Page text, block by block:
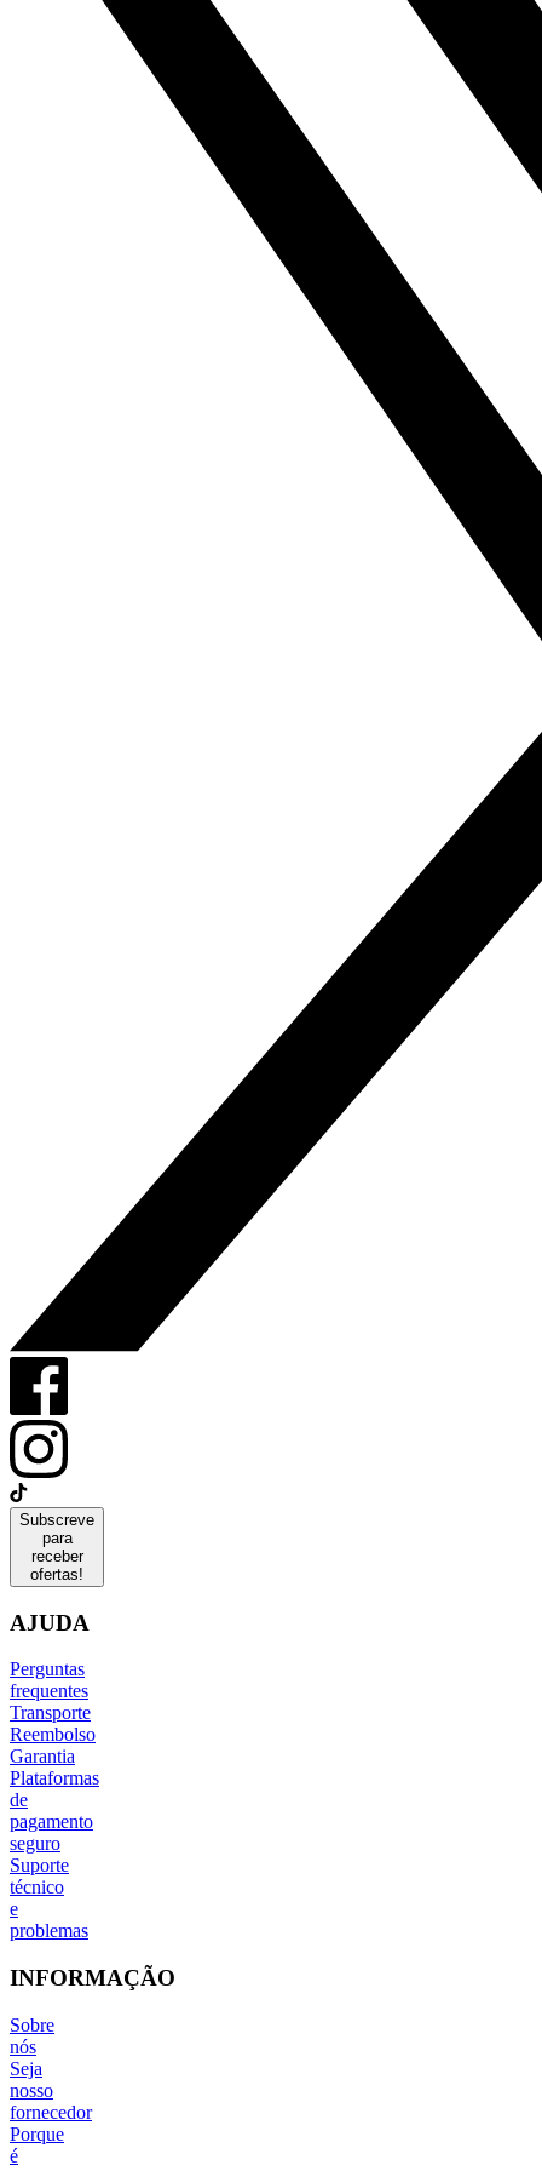
Subscreve
para
receber
ofertas!
AJUDA
Perguntas
frequentes
Transporte
Reembolso
Garantia
Plataformas
de
pagamento
seguro
Suporte
técnico
e
problemas
INFORMAÇÃO
Sobre
nós
Seja
nosso
fornecedor
Porque
é